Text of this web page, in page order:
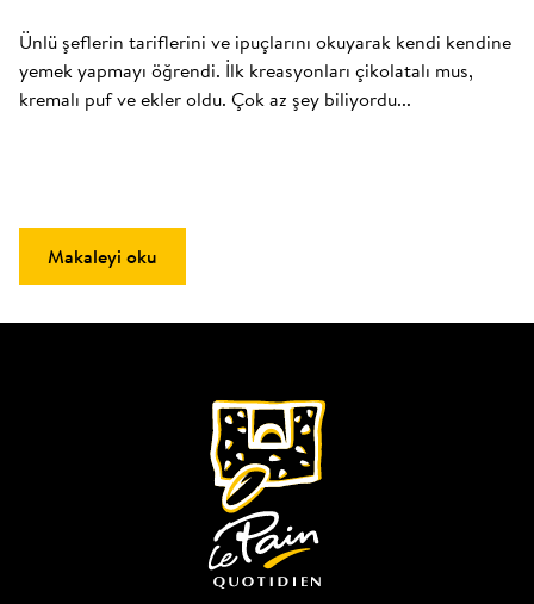
Ünlü şeflerin tariflerini ve ipuçlarını okuyarak kendi kendine
yemek yapmayı öğrendi. İlk kreasyonları çikolatalı mus,
kremalı puf ve ekler oldu. Çok az şey biliyordu...
Makaleyi oku